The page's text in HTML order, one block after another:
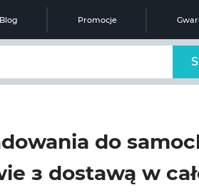
Blog Promocje
do
з dostawą w